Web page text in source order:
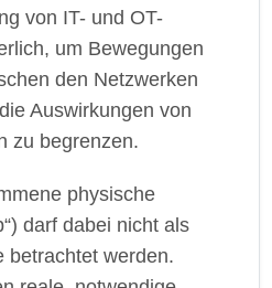
von IT- und OT-
um Bewegungen
den Netzwerken
Auswirkungen von
zu begrenzen.
physische
darf dabei nicht als
betrachtet werden.